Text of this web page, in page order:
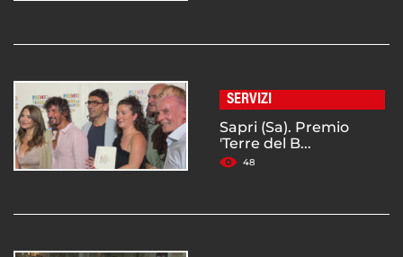
SERVIZI
Sapri (Sa). Premio
'Terre del B...
48